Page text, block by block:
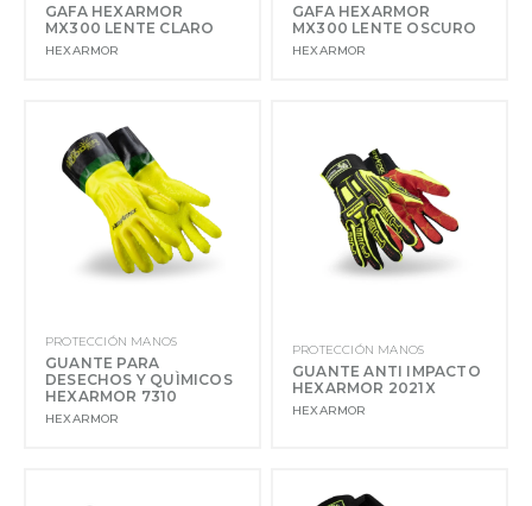
GAFA HEXARMOR
MX300 LENTE CLARO
HEXARMOR
GAFA HEXARMOR
MX300 LENTE OSCURO
HEXARMOR
PROTECCIÓN MANOS
GUANTE PARA
DESECHOS Y QUÌMICOS
HEXARMOR 7310
HEXARMOR
PROTECCIÓN MANOS
GUANTE ANTI IMPACTO
HEXARMOR 2021X
HEXARMOR